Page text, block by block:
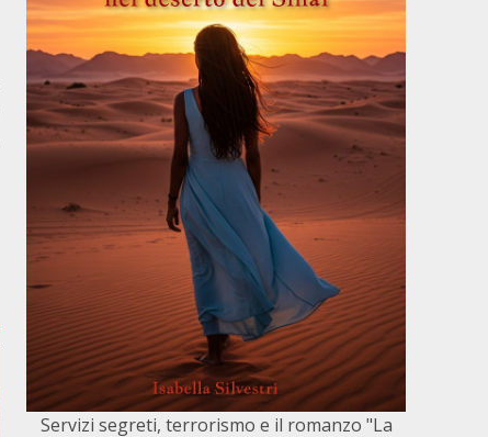
Servizi segreti, terrorismo e il romanzo "La